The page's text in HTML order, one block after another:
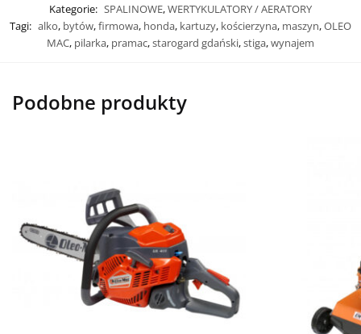
Kategorie: SPALINOWE,WERTYKULATORY / AERATORY
Tagi: alko, bytów,firmowa, honda, kartuzy, kościerzyna, maszyn,OLEO
MAC, pilarka, pramac,starogard gdański,stiga,wynajem
Podobne produkty